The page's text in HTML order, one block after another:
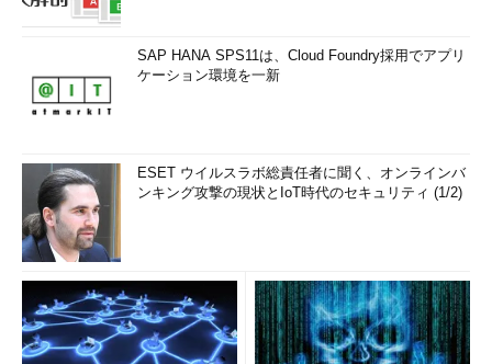
SAP HANA SPS11は、Cloud Foundry採用でアプリ
ケーション環境を一新
ESET ウイルスラボ総責任者に聞く、オンラインバ
ンキング攻撃の現状とIoT時代のセキュリティ (1/2)